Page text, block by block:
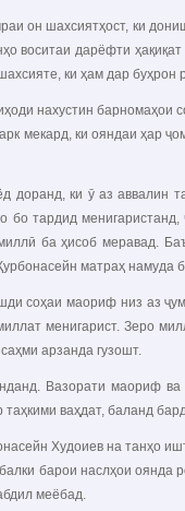
он шахсиятҳост, ки
воситаи дарёфти
ки ҳам дар буҳрон
нахустин барномаҳои
мекард, ки ояндаи ҳар
доранд, ки ӯ аз аввалин
бо тардид
ба ҳисоб меравад.
матраҳ намуда
соҳаи маориф низ аз
менигарист. Зеро
арзанда гузошт.
Вазорати маориф ва
ваҳдат, баланд
Худоиев на танҳо
барои наслҳои оянда
меёбад.